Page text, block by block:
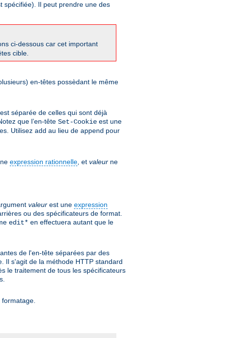
spécifiée). Il peut prendre une des
ci-dessous car cet important
cible.
en-têtes possèdant le même
séparée de celles qui sont déjà
que l’en-tête Set-Cookie est une
Utilisez add au lieu de append pour
expression rationnelle , et valeur ne
valeur est une expression
ou des spécificateurs de format.
edit* en effectuera autant que le
de l'en-tête séparées par des
Il s'agit de la méthode HTTP standard
le traitement de tous les spécificateurs